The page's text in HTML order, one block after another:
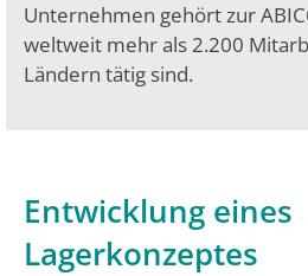
Unternehmen gehört zur
weltweit mehr als 2.200
Ländern tätig sind.
Entwicklung eines
Lagerkonzeptes